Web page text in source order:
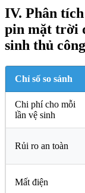
IV. Phân
pin mặt trời
sinh thủ
Chỉ số so sánh
Chi phí cho mỗi
lần vệ sinh
Rủi ro an toàn
Mất điện